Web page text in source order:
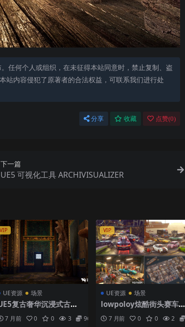
任何个人或组织，在未征得本站同意时，禁止复制、盗
站内容侵犯了原著者的合法权益，可联系我们进行处
分享 收藏 点赞(0)
下一篇
UE5 可视化工具 ARCHIVISUALIZER
VIP
UE资源 场景
复古奢华沉浸式古罗
7 月前 0 0 3 96
VIP
UE资源 场景
lowpoloy炫酷街头赛车场
7 月前 0 0 2